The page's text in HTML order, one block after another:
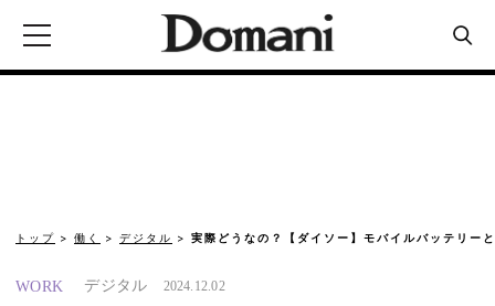
トップ 働く デジタル 実際どうなの？【ダイソー】モバイルバッテリー
WORK デジタル 2024.12.02